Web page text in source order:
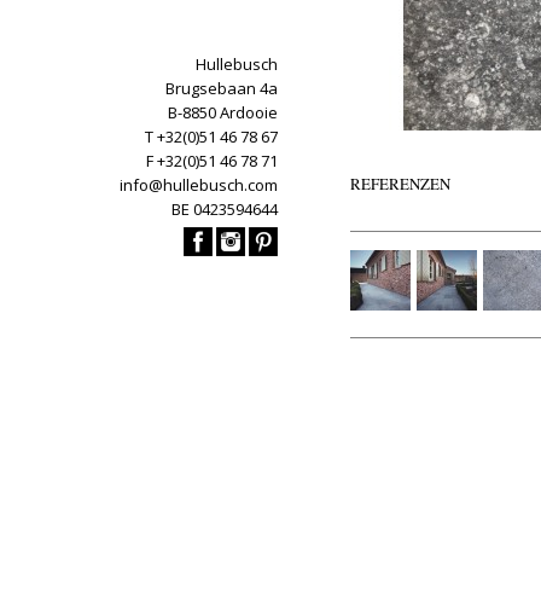
Hullebusch
Brugsebaan 4a
B-8850 Ardooie
T +32(0)51 46 78 67
F +32(0)51 46 78 71
info@hullebusch.com
BE 0423594644
REFERENZEN